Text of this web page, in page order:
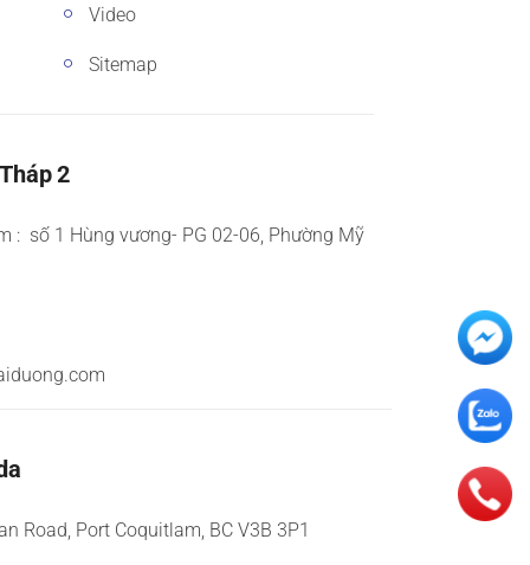
Video
Sitemap
2
: số 1 Hùng vương- PG 02-06, Phường Mỹ
Road, Port Coquitlam, BC V3B 3P1